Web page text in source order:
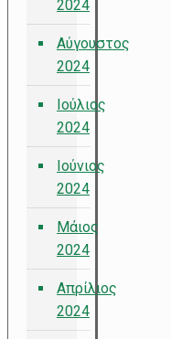
2024
Αύγουστος
2024
Ιούλιος
2024
Ιούνιος
2024
Μάιος
2024
Απρίλιος
2024